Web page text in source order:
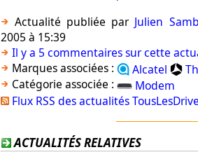
Actualité publiée par Julien
2005 à 15:39
Il y a 5 commentaires sur cette
Marques associées :
Alcatel
Catégorie associée :
Modem
Flux RSS des actualités
ACTUALITÉS RELATIVES